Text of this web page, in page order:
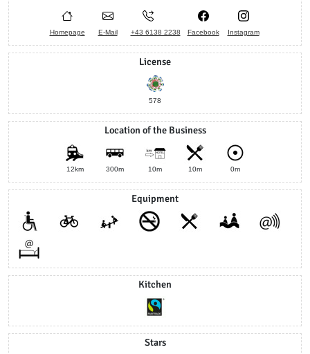
Homepage E-Mail +43 6138 2238 Facebook Instagram
License
578
Location of the Business
12km 300m 10m 10m 0m
Equipment
Kitchen
Stars